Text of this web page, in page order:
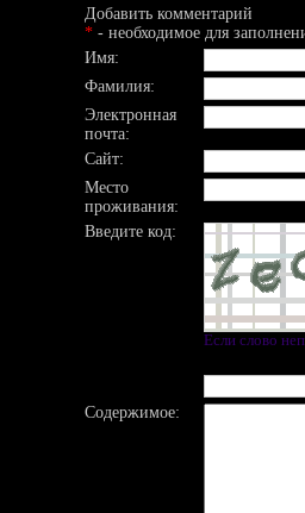
Добавить комментарий
* - необходимое для
Имя:
Фамилия:
Электронная
почта:
Сайт:
Место
проживания:
Введите код:
Если слово
Содержимое: